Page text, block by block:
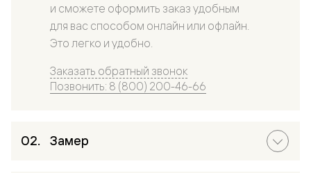
и сможете оформить заказ удобным
для вас способом онлайн или офлайн.
Это легко и удобно.
Заказать обратный звонок
Позвонить: 8 (800) 200-46-66
Замер